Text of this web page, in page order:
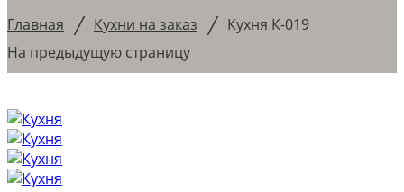
Главная / Кухни на заказ / Кухня К-019
На предыдущую страницу